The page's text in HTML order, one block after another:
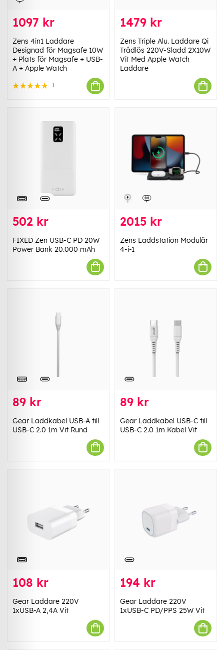
1097 kr
Zens 4in1 Laddare
Designad för Magsafe 10W
+ Plats för Magsafe + USB-
A + Apple Watch
1
1479 kr
Zens Triple Alu. Laddare Qi
Trådlös 220V-Sladd 2X10W
Vit Med Apple Watch
Laddare
502 kr
FIXED Zen USB-C PD 20W
Power Bank 20.000 mAh
2015 kr
Zens Laddstation Modulär
4-i-1
89 kr
Gear Laddkabel USB-A till
USB-C 2.0 1m Vit Rund
89 kr
Gear Laddkabel USB-C till
USB-C 2.0 1m Kabel Vit
108 kr
Gear Laddare 220V
1xUSB-A 2,4A Vit
194 kr
Gear Laddare 220V
1xUSB-C PD/PPS 25W Vit